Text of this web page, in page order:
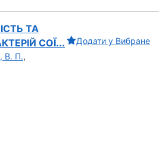
ТА
СОЇ...
В. П.,
Додати у Вибране